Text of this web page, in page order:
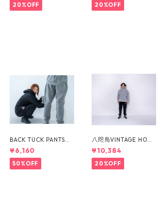
20%OFF 20%OFF
BACK TUCK PANTS
（全２カラー）167210
1035
¥6,160
50%OFF
八咫烏VINTAGE HOO
DIE（全３カラー）173
3101023
¥10,384
20%OFF